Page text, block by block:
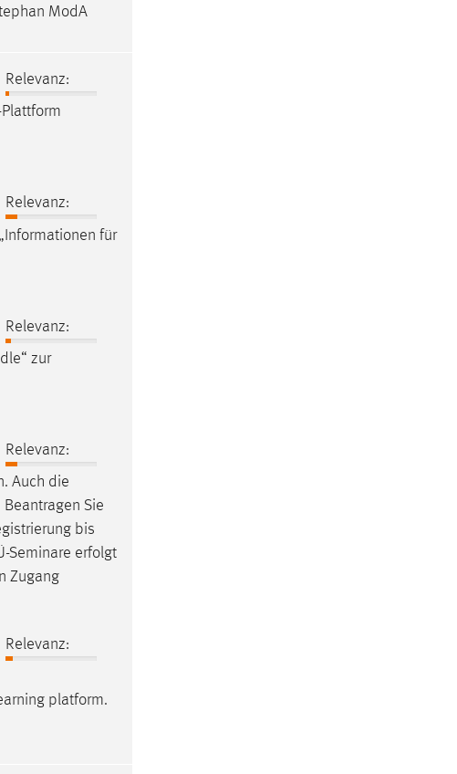
ModA
Relevanz:
Plattform
Relevanz:
für
Relevanz:
“ zur
Relevanz:
Auch die
Sie
bis
Seminare erfolgt
Zugang
Relevanz:
platform.